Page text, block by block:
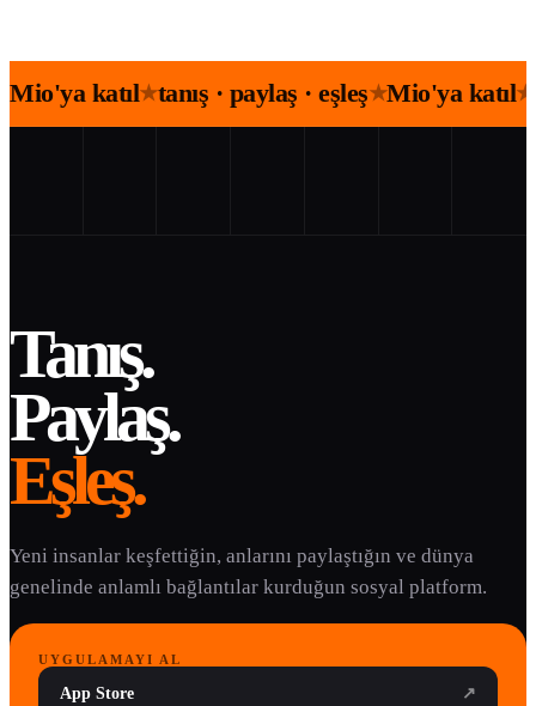
Mio'ya katıl★tanış · paylaş · eşleş★Mio'ya katıl★
Tanış.
Paylaş.
Eşleş.
Yeni insanlar keşfettiğin, anlarını paylaştığın ve dünya
genelinde anlamlı bağlantılar kurduğun sosyal platform.
UYGULAMAYI AL
App Store ↗